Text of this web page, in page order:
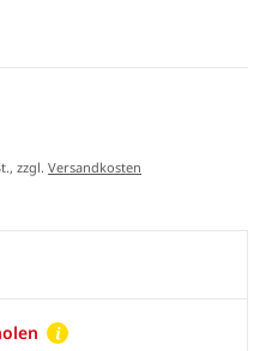
zzgl. Versandkosten